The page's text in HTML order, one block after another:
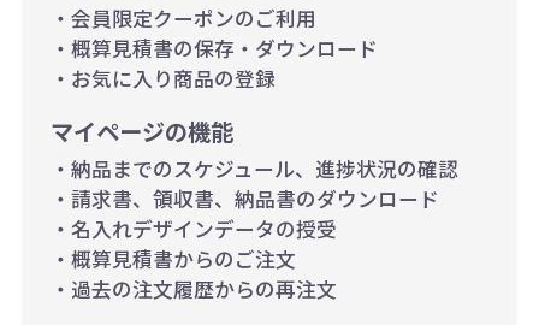
・会員限定クーポンのご利用
・概算見積書の保存・ダウンロード
・お気に入り商品の登録
マイページの機能
・納品までのスケジュール、進捗状況の確認
・請求書、領収書、納品書のダウンロード
・名入れデザインデータの授受
・概算見積書からのご注文
・過去の注文履歴からの再注文